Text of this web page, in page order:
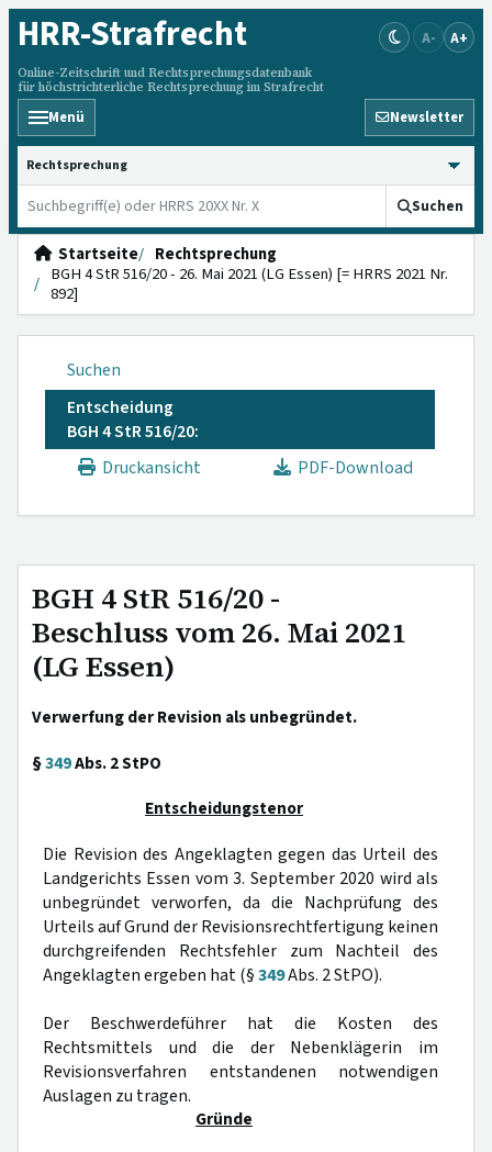
HRR-Strafrecht
Online-Zeitschrift und Rechtsprechungsdatenbank
für höchstrichterliche Rechtsprechung im Strafrecht
A- A+
Menü Newsletter
HRRS durchsuchen
Suchen
Startseite
Rechtsprechung
BGH 4 StR 516/20 - 26. Mai 2021 (LG Essen) [= HRRS 2021 Nr.
892]
Suchen
Entscheidung
BGH 4 StR 516/20:
Druckansicht
PDF-Download
BGH 4 StR 516/20 -
Beschluss vom 26. Mai 2021
(LG Essen)
Verwerfung der Revision als unbegründet.
§349Abs. 2 StPO
Entscheidungstenor
Die Revision des Angeklagten gegen das Urteil des
Landgerichts Essen vom 3. September 2020 wird als
unbegründet verworfen, da die Nachprüfung des
Urteils auf Grund der Revisionsrechtfertigung keinen
durchgreifenden Rechtsfehler zum Nachteil des
Angeklagten ergeben hat (§349Abs. 2 StPO).
Der Beschwerdeführer hat die Kosten des
Rechtsmittels und die der Nebenklägerin im
Revisionsverfahren entstandenen notwendigen
Auslagen zu tragen.
Gründe